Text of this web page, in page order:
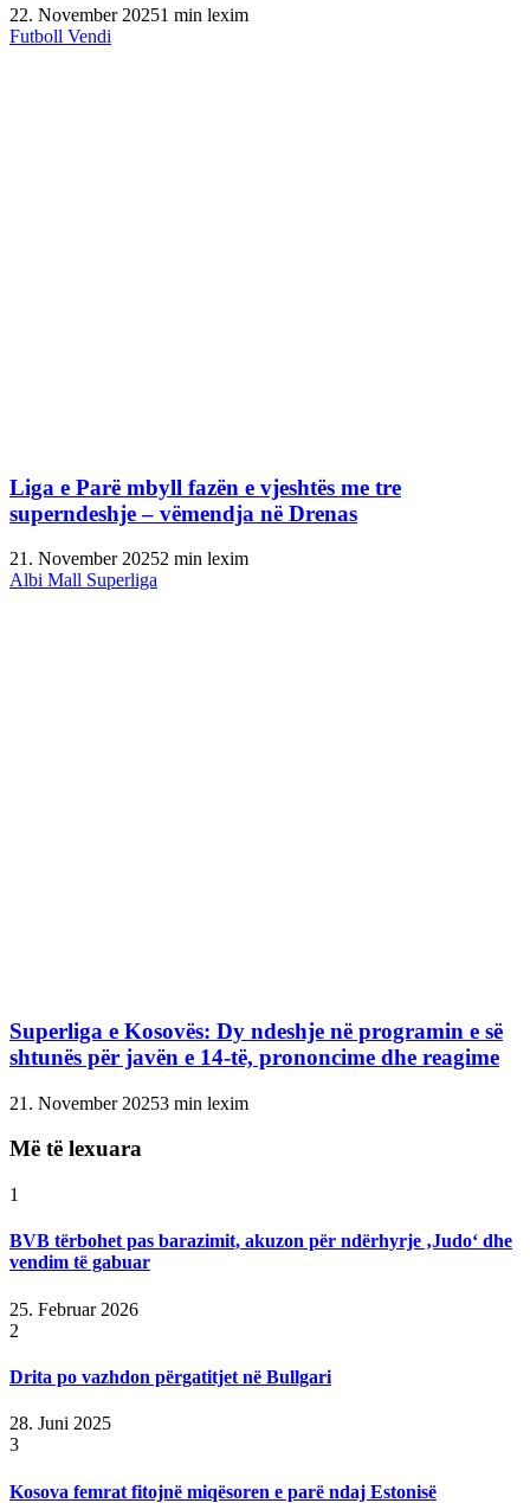
22. November 20251 min lexim
Futboll Vendi
Liga e Parë mbyll fazën e vjeshtës me tre
superndeshje – vëmendja në Drenas
21. November 20252 min lexim
Albi Mall Superliga
Superliga e Kosovës: Dy ndeshje në programin e së
shtunës për javën e 14-të, prononcime dhe reagime
21. November 20253 min lexim
Më të lexuara
1
BVB tërbohet pas barazimit, akuzon për ndërhyrje ‚Judo‘ dhe
vendim të gabuar
25. Februar 2026
2
Drita po vazhdon përgatitjet në Bullgari
28. Juni 2025
3
Kosova femrat fitojnë miqësoren e parë ndaj Estonisë